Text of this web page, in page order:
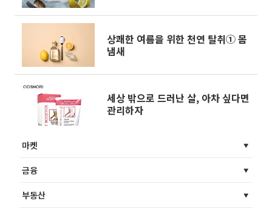
상쾌한 여름을 위한 천연 탈취① 몸
냄새
세상 밖으로 드러난 살, 아차 싶다면
관리하자
마켓
금융
부동산